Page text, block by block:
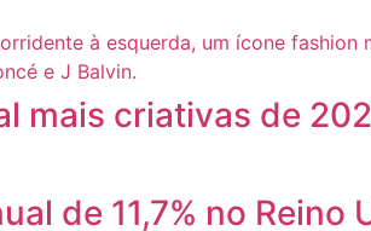
mais criativas de
de 11,7% no Reino